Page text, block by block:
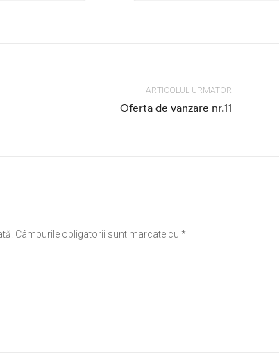
ARTICOLUL URMATOR
Oferta de vanzare nr.11
Câmpurile obligatorii sunt marcate cu *